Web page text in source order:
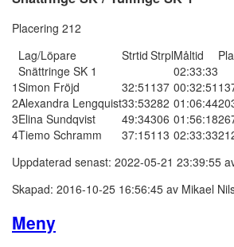
Placering 212
Lag/Löpare
Strtid StrplMåltid
Snättringe SK 1
02:33:33
1Simon Fröjd 32:51 137 00:32:51
2Alexandra Lengquist33:53282 01:06:44
3Elina Sundqvist 49:34306 01:56:18
4Tiemo Schramm 37:15113 02:33:33
Uppdaterad senast: 2022-05-21 23:39:55
Skapad: 2016-10-25 16:56:45 av Mikael
Meny